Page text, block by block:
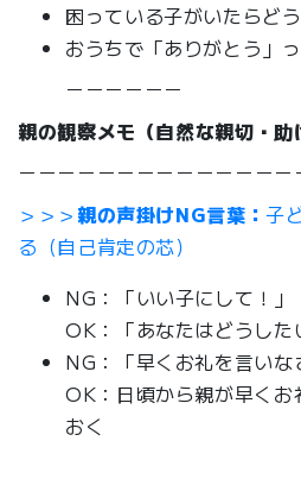
困っている子がいたらど
おうちで「ありがとう」
親の観察メモ（自然な親切・助
＞＞＞親の声掛けNG言葉：子
る（自己肯定の芯）
NG：「いい子にして！」
OK：「あなたはどうした
NG：「早くお礼を言いな
OK：日頃から親が早く
おく